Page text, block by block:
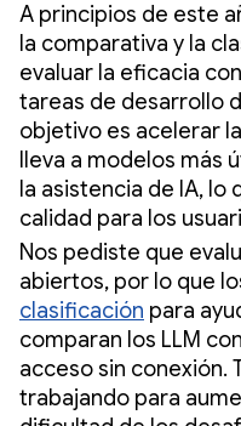
A principios de este
la comparativa y la
evaluar la eficacia
tareas de desarrollo
objetivo es acelerar
lleva a modelos más
la asistencia de IA, lo
calidad para los
Nos pediste que
abiertos, por lo que
clasificación para
comparan los LLM
acceso sin conexión.
trabajando para